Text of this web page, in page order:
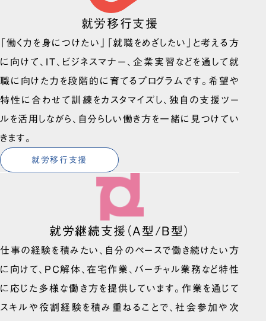
就労移行支援
「働く力を身につけたい」「就職をめざしたい」と考える方
に向けて、IT、ビジネスマナー、企業実習などを通して就
職に向けた力を段階的に育てるプログラムです。希望や
特性に合わせて訓練をカスタマイズし、独自の支援ツー
ルを活用しながら、自分らしい働き方を一緒に見つけてい
きます。
就労移行支援
就労継続支援（A型/B型）
仕事の経験を積みたい、自分のペースで働き続けたい方
に向けて、PC解体、在宅作業、バーチャル業務など特性
に応じた多様な働き方を提供しています。作業を通じて
スキルや役割経験を積み重ねることで、社会参加や次